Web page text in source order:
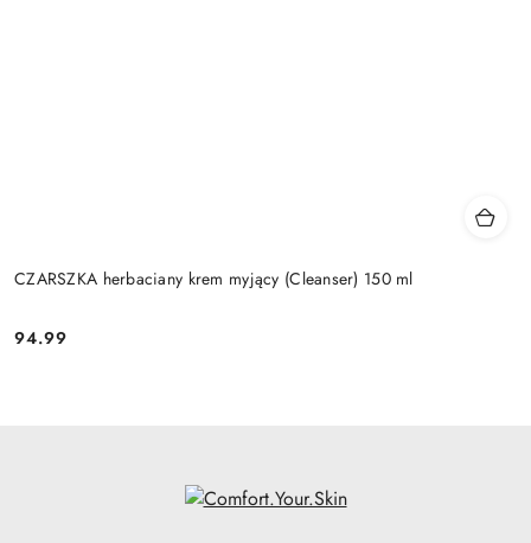
CZARSZKA herbaciany krem myjący (Cleanser) 150 ml
Cena:
94.99